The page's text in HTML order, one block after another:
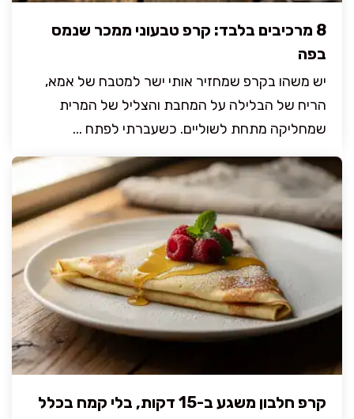
8 מרכיבים בלבד: קרפ טבעוני ממכר שנמס
בפה
יש משהו בקרפ שמחזיר אותי ישר למטבח של אמא,
הריח של הבלילה על המחבת והצליל של המרית
שמחליקה מתחת לשוליים. כשעברתי לפתח ...
קרפ חלבון משגע ב-15 דקות, בלי קמח בכלל